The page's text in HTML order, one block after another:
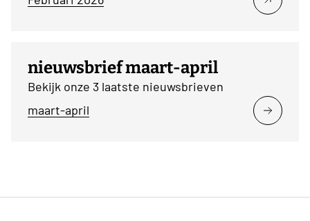
nieuwsbrief maart-april
Bekijk onze 3 laatste nieuwsbrieven
maart-april